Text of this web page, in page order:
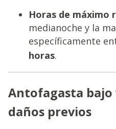
Horas de máximo
medianoche y la
específicamente
horas.
Antofagasta
daños previos